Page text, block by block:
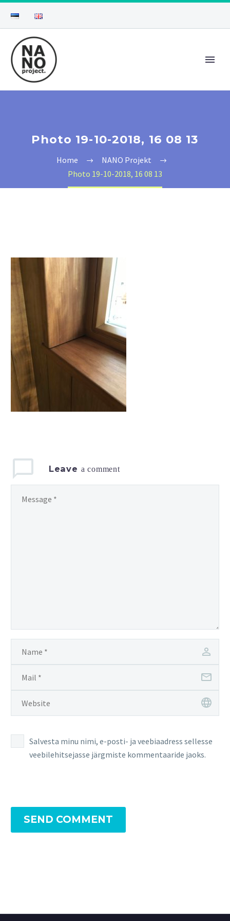
Photo 19-10-2018, 16 08 13
Home
NANO Projekt
Photo 19-10-2018, 16 08 13
Leave a comment
Salvesta minu nimi, e-posti- ja veebiaadress sellesse
veebilehitsejasse järgmiste kommentaaride jaoks.
SEND COMMENT